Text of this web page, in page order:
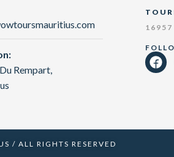
Rempart,
16957
/ ALL RIGHTS RESERVED